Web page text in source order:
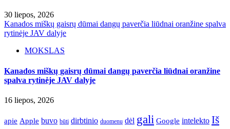
30 liepos, 2026
Kanados miškų gaisrų dūmai dangų paverčia liūdnai oranžine spalva
rytinėje JAV dalyje
MOKSLAS
Kanados miškų gaisrų dūmai dangų paverčia liūdnai oranžine
spalva rytinėje JAV dalyje
16 liepos, 2026
apie Apple buvo būti dirbtinio duomenų dėl gali Google intelekto Iš